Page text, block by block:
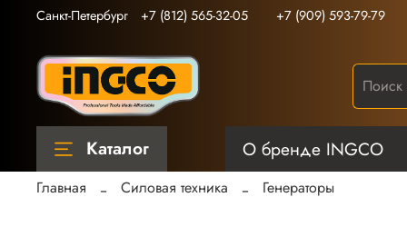
Санкт-Петербург +7 (812) 565-32-05 +7 (909) 593-79-79
Каталог О бренде INGCO
Главная Силовая техника Генераторы